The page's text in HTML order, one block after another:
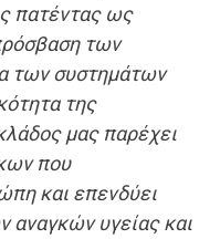
πατέντας ως
των
των συστημάτων
της
μας παρέχει
που
και επενδύει
αναγκών υγείας και